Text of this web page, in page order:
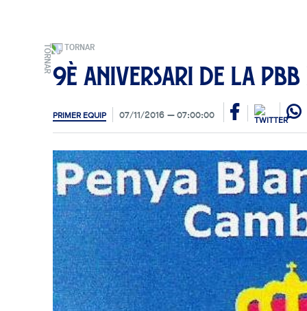
TORNAR
9è aniversari de la PBB
PRIMER EQUIP 07/11/2016 07:00:00